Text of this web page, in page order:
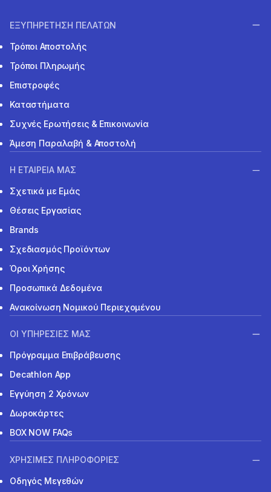
ΕΞΥΠΗΡΕΤΗΣΗ ΠΕΛΑΤΩΝ
Τρόποι Αποστολής
Τρόποι Πληρωμής
Επιστροφές
Καταστήματα
Συχνές Ερωτήσεις & Επικοινωνία
Άμεση Παραλαβή & Αποστολή
Η ΕΤΑΙΡΕΙΑ ΜΑΣ
Σχετικά με Εμάς
Θέσεις Εργασίας
Brands
Σχεδιασμός Προϊόντων
Όροι Χρήσης
Προσωπικά Δεδομένα
Ανακοίνωση Νομικού Περιεχομένου
ΟΙ ΥΠΗΡΕΣΙΕΣ ΜΑΣ
Πρόγραμμα Επιβράβευσης
Decathlon App
Εγγύηση 2 Χρόνων
Δωροκάρτες
BOX NOW FAQs
ΧΡΗΣΙΜΕΣ ΠΛΗΡΟΦΟΡΙΕΣ
Οδηγός Μεγεθών